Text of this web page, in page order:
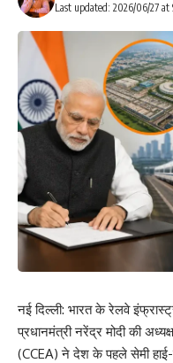
Last updated: 2026/06/27 at
नई दिल्ली: भारत के रेलवे
प्रधानमंत्री नरेंद्र मोदी की
(CCEA) ने देश के पहले सेमी हाई-